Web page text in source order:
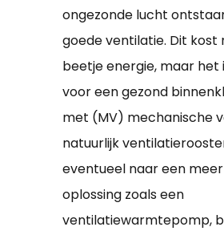
ongezonde lucht
goede ventilatie. Dit kost
beetje energie, maar het
voor een gezond
met (MV) mechanische
natuurlijk
eventueel naar een
oplossing zoals een
ventilatiewarmtepomp,